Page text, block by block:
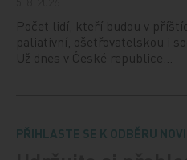
Počet lidí, kteří budou v
paliativní, ošetřovatelskou i
Už dnes v České republice…
PŘIHLASTE SE K ODBĚRU